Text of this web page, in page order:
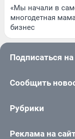
«Мы начали в
многодетная
бизнес
Подписаться
Сообщить
Рубрики
Реклама на